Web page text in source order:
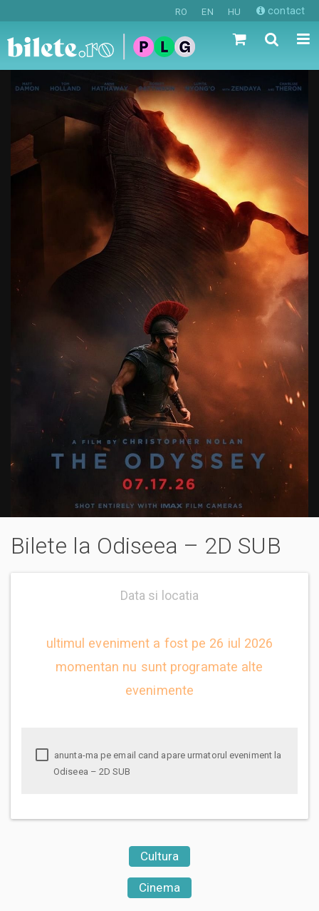
RO EN HU contact
Bilete la Odiseea – 2D SUB
Data si locatia
ultimul eveniment a fost pe 26 iul 2026
momentan nu sunt programate alte
evenimente
Odiseea – 2D SUB
Cultura
Cinema